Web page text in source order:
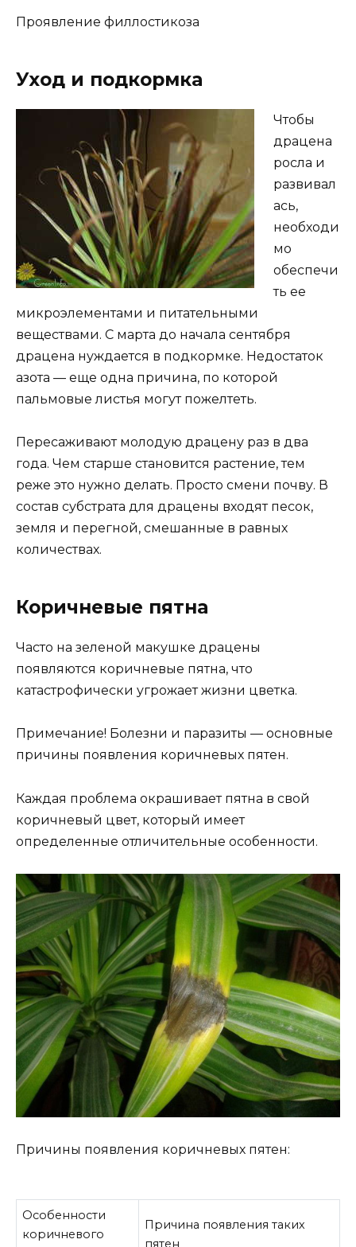
Проявление филлостикоза
Уход и подкормка
Чтобы
драцена
росла и
развивал
ась,
необходи
мо
обеспечи
ть ее
микроэлементами и питательными
веществами. С марта до начала сентября
драцена нуждается в подкормке. Недостаток
азота — еще одна причина, по которой
пальмовые листья могут пожелтеть.
Пересаживают молодую драцену раз в два
года. Чем старше становится растение, тем
реже это нужно делать. Просто смени почву. В
состав субстрата для драцены входят песок,
земля и перегной, смешанные в равных
количествах.
Коричневые пятна
Часто на зеленой макушке драцены
появляются коричневые пятна, что
катастрофически угрожает жизни цветка.
Примечание! Болезни и паразиты — основные
причины появления коричневых пятен.
Каждая проблема окрашивает пятна в свой
коричневый цвет, который имеет
определенные отличительные особенности.
Причины появления коричневых пятен:
Особенности
коричневого
Причина появления таких
пятен